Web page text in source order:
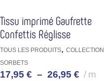
Tissu imprimé Gaufrette
Confettis Réglisse
TOUS LES PRODUITS, COLLECTION
SORBETS
17,95 € – 26,95 € m